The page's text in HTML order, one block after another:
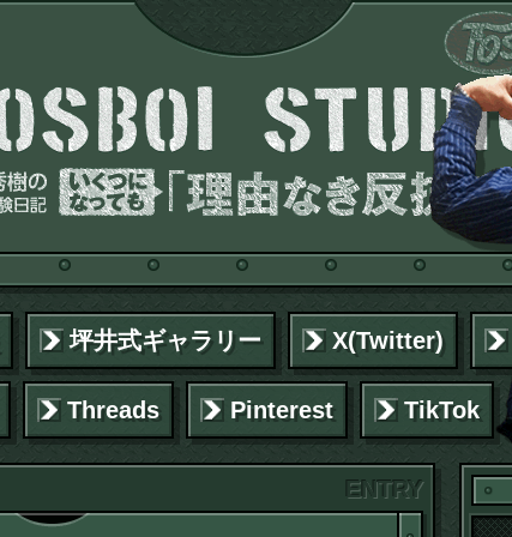
坪井式ギャラリー X(Twitter)
Threads Pinterest TikTok